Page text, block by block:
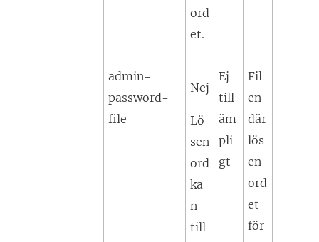
ord
et.
admin-
password-
file
Nej
Lö
sen
ord
ka
n
till
Ej
till
äm
pli
gt
Fil
en
där
lös
en
ord
et
för